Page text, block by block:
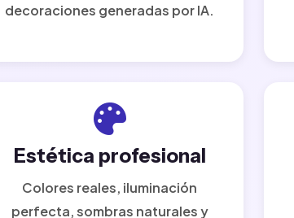
decoraciones generadas por IA.
Estética profesional
Colores reales, iluminación
perfecta, sombras naturales y